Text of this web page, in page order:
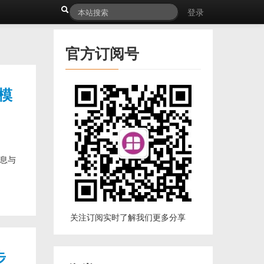
登录
与
官方订阅号
关注订阅实时了解我们更多分享